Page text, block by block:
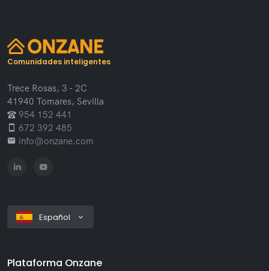
Comunidades inteligentes
Trece Rosas, 3 - 2C
41940 Tomares, Sevilla
954 152 441
672 392 485
info@onzane.com
Español
Plataforma Onzane